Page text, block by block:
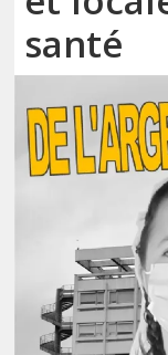
santé